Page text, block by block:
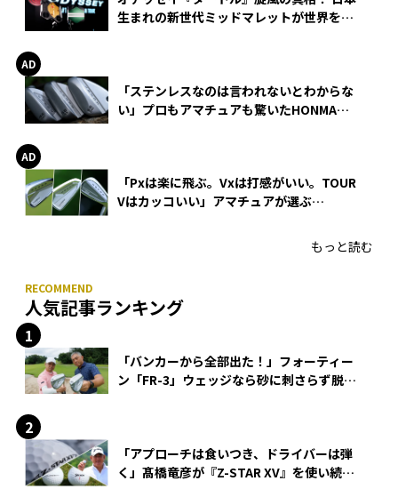
生まれの新世代ミッドマレットが世界を席
「ステンレスなのは言われないとわからな
い」プロもアマチュアも驚いたHONMA
「Pxは楽に飛ぶ。Vxは打感がいい。TOUR
Vはカッコいい」アマチュアが選ぶ
もっと読む
人気記事ランキング
「バンカーから全部出た！」フォーティー
ン「FR-3」ウェッジなら砂に刺さらず脱出
「アプローチは食いつき、ドライバーは弾
く」髙橋竜彦が『Z-STAR XV』を使い続け